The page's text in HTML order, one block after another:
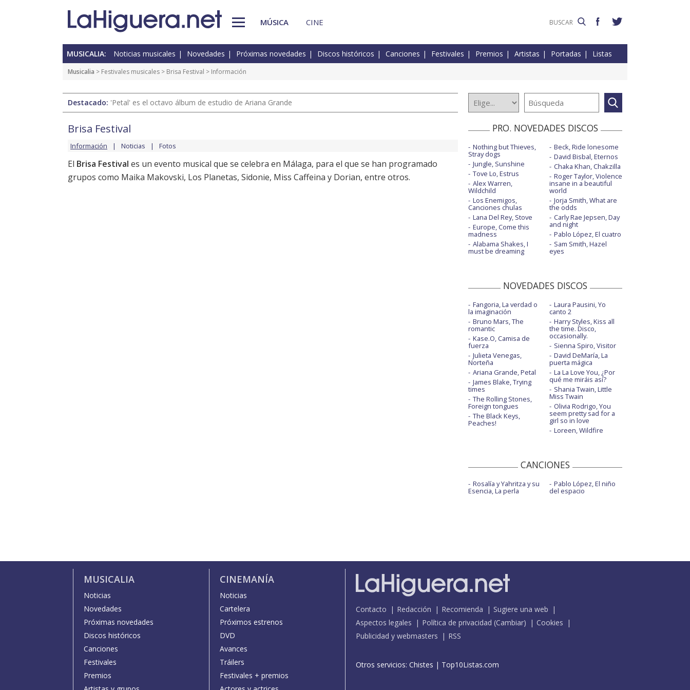
MÚSICA CINE
MUSICALIA: Noticias musicales Novedades Próximas novedades Discos históricos Canciones Festivales Premios Artistas Portadas Listas
Musicalia > Festivales musicales > Brisa Festival > Información
Destacado: 'Petal' es el octavo álbum de estudio de Ariana Grande
Brisa Festival
Información Noticias Fotos
El Brisa Festival es un evento musical que se celebra en Málaga, para el que se han programado
grupos como Maika Makovski, Los Planetas, Sidonie, Miss Caffeina y Dorian, entre otros.
PRO. NOVEDADES DISCOS
Nothing but Thieves,
Stray dogs
Jungle, Sunshine
Tove Lo, Estrus
Alex Warren,
Wildchild
Los Enemigos,
Canciones chulas
Lana Del Rey, Stove
Europe, Come this
madness
Alabama Shakes, I
must be dreaming
Beck, Ride lonesome
David Bisbal, Eternos
Chaka Khan, Chakzilla
Roger Taylor, Violence
insane in a beautiful
world
Jorja Smith, What are
the odds
Carly Rae Jepsen, Day
and night
Pablo López, El cuatro
Sam Smith, Hazel
eyes
NOVEDADES DISCOS
Fangoria, La verdad o
la imaginación
Bruno Mars, The
romantic
Kase.O, Camisa de
fuerza
Julieta Venegas,
Norteña
Ariana Grande, Petal
James Blake, Trying
times
The Rolling Stones,
Foreign tongues
The Black Keys,
Peaches!
Laura Pausini, Yo
canto 2
Harry Styles, Kiss all
the time. Disco,
occasionally.
Sienna Spiro, Visitor
David DeMaría, La
puerta mágica
La La Love You, ¿Por
qué me miráis así?
Shania Twain, Little
Miss Twain
Olivia Rodrigo, You
seem pretty sad for a
girl so in love
Loreen, Wildfire
CANCIONES
Rosalía y Yahritza y su
Esencia, La perla
Pablo López, El niño
del espacio
MUSICALIA
Noticias
Novedades
Próximas novedades
Discos históricos
Canciones
Festivales
Premios
CINEMANÍA
Noticias
Cartelera
Próximos estrenos
DVD
Avances
Tráilers
Festivales + premios
Contacto Redacción Recomienda
Sugiere una web
Aspectos legales
Política de privacidad (Cambiar)
Cookies
Publicidad y webmasters
RSS
Otros servicios: Chistes | Top10Listas.com